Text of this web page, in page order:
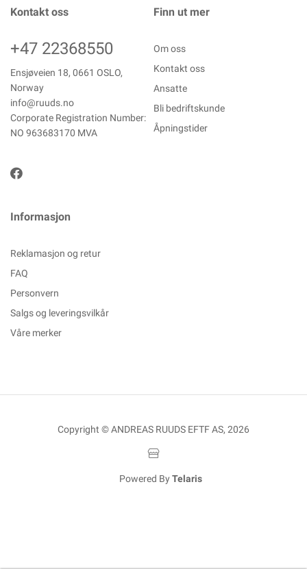
Kontakt oss
+47 22368550
Ensjøveien 18, 0661 OSLO,
Norway
info@ruuds.no
Corporate Registration Number:
NO 963683170 MVA
Finn ut mer
Om oss
Kontakt oss
Ansatte
Bli bedriftskunde
Åpningstider
Informasjon
Reklamasjon og retur
FAQ
Personvern
Salgs og leveringsvilkår
Våre merker
Copyright © ANDREAS RUUDS EFTF AS, 2026
Powered By Telaris